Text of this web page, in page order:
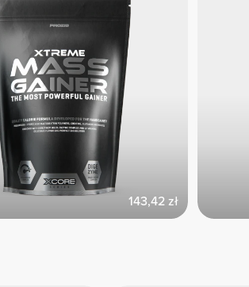
143,42 zł